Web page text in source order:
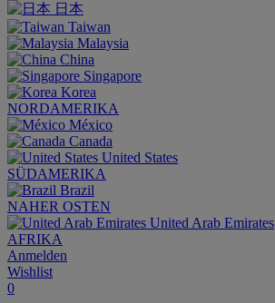
日本
Taiwan
Malaysia
China
Singapore
Korea
NORDAMERIKA
México
Canada
United States
SÜDAMERIKA
Brazil
NAHER OSTEN
United Arab Emirates
AFRIKA
Anmelden
Wishlist
0